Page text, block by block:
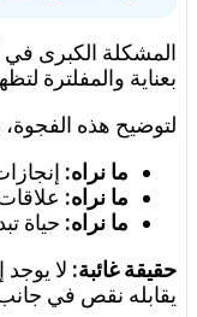
المشكلة الكبرى في
بعناية والمفلترة
لتوضيح هذه
ما نراه:
ما نراه:
ما نراه: حياة
حقيقة غائبة:
يقابله نقص في جانب